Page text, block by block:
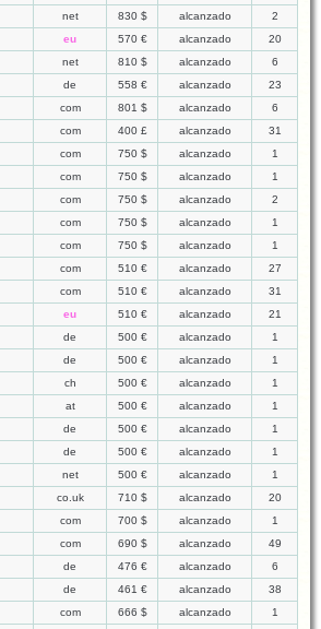
net 830 $ alcanzado
2
eu 570 € alcanzado
20
net 810 $ alcanzado
6
de 558 € alcanzado
23
com 801 $ alcanzado
6
com 400 £ alcanzado
31
com 750 $ alcanzado
1
com 750 $ alcanzado
1
com 750 $ alcanzado
2
com 750 $ alcanzado
1
com 750 $ alcanzado
1
com 510 € alcanzado
27
com 510 € alcanzado
31
eu 510 € alcanzado
21
de 500 € alcanzado
1
de 500 € alcanzado
1
ch 500 € alcanzado
1
at 500 € alcanzado
1
de 500 € alcanzado
1
de 500 € alcanzado
1
net 500 € alcanzado
1
co.uk 710 $ alcanzado
20
com 700 $ alcanzado
1
com 690 $ alcanzado
49
de 476 € alcanzado
6
de 461 € alcanzado
38
com 666 $ alcanzado
1